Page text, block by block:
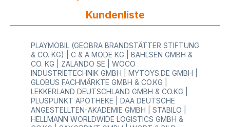
Farbe nach Auswahl Ihr Wunschtext oder Ihr Logo
auf Ihren Etiketten - unverkennbar mit
Preisauszeichnung und Warenauszeichnung
bereits ab einer Menge von 4 Rollen
bestellbar Keine Klischeekosten für Druckvorlage
oder Druckplatte Sehr schnelle Lieferung Sie
finden bei HUTNER für jeden Bereich das richtige
System, ideal für Handel, Einzelhandel,
Großhandel, Industrie und ProduktionLieferzeit 5 -
8 Werktage ab Druckfreigabe.Hinweise zur
Lagerung und Haltbarkeit: Permanent
Kundenliste
PLAYMOBIL (GEOBRA BRANDSTÄTTER STIFTUNG
& CO. KG) | C & A MODE KG | BAHLSEN GMBH &
CO. KG | ZALANDO SE | WOCO
INDUSTRIETECHNIK GMBH | MYTOYS.DE GMBH |
GLOBUS FACHMÄRKTE GMBH & CO.KG |
LEKKERLAND DEUTSCHLAND GMBH & CO.KG |
PLUSPUNKT APOTHEKE | DAA DEUTSCHE
ANGESTELLTEN-AKADEMIE GMBH | STABILO |
HELLMANN WORLDWIDE LOGISTICS GMBH &